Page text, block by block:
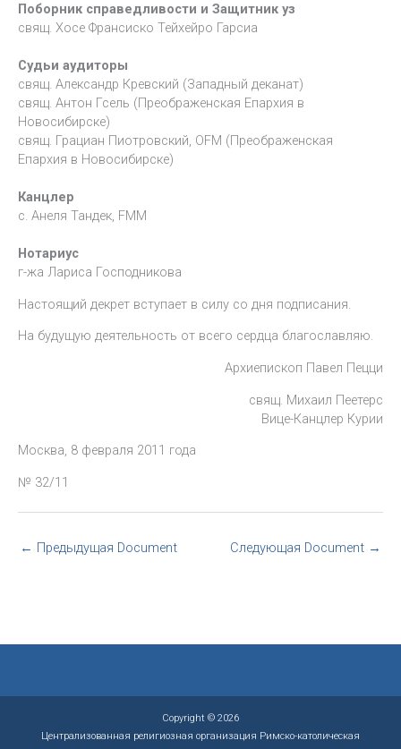
Поборник справедливости и Защитник уз
свящ. Хосе Франсиско Тейхейро Гарсиа
Судьи аудиторы
свящ. Александр Кревский (Западный деканат)
свящ. Антон Гсель (Преображенская Епархия в
Новосибирске)
свящ. Грациан Пиотровский, OFM (Преображенская
Епархия в Новосибирске)
Канцлер
с. Анеля Тандек, FMM
Нотариус
г-жа Лариса Господникова
Настоящий декрет вступает в силу со дня подписания.
На будущую деятельность от всего сердца благославляю.
Архиепископ Павел Пецци
свящ. Михаил Пеетерс
Вице-Канцлер Курии
Москва, 8 февраля 2011 года
№ 32/11
← Предыдущая Document Следующая Document →
Copyright © 2026
Централизованная религиозная организация Римско-католическая